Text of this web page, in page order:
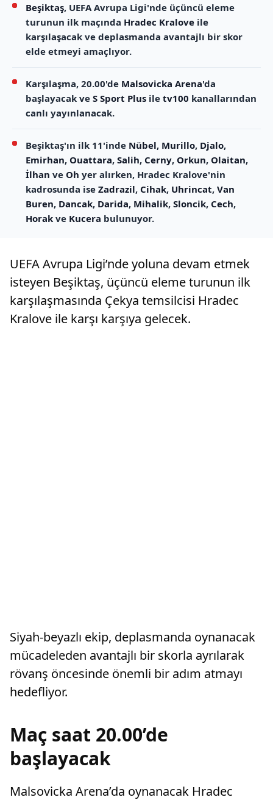
Beşiktaş, UEFA Avrupa Ligi'nde üçüncü eleme
turunun ilk maçında Hradec Kralove ile
karşılaşacak ve deplasmanda avantajlı bir skor
elde etmeyi amaçlıyor.
Karşılaşma, 20.00'de Malsovicka Arena'da
başlayacak ve S Sport Plus ile tv100 kanallarından
canlı yayınlanacak.
Beşiktaş'ın ilk 11'inde Nübel, Murillo, Djalo,
Emirhan, Ouattara, Salih, Cerny, Orkun, Olaitan,
İlhan ve Oh yer alırken, Hradec Kralove'nin
kadrosunda ise Zadrazil, Cihak, Uhrincat, Van
Buren, Dancak, Darida, Mihalik, Sloncik, Cech,
Horak ve Kucera bulunuyor.
UEFA Avrupa Ligi’nde yoluna devam etmek
isteyen Beşiktaş, üçüncü eleme turunun ilk
karşılaşmasında Çekya temsilcisi Hradec
Kralove ile karşı karşıya gelecek.
Siyah-beyazlı ekip, deplasmanda oynanacak
mücadeleden avantajlı bir skorla ayrılarak
rövanş öncesinde önemli bir adım atmayı
hedefliyor.
Maç saat 20.00’de
başlayacak
Malsovicka Arena’da oynanacak Hradec